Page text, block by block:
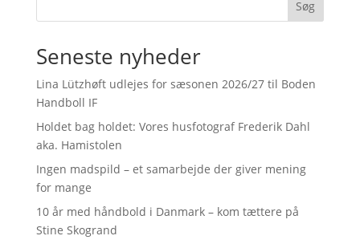
Søg
Seneste nyheder
Lina Lützhøft udlejes for sæsonen 2026/27 til Boden
Handboll IF
Holdet bag holdet: Vores husfotograf Frederik Dahl
aka. Hamistolen
Ingen madspild – et samarbejde der giver mening
for mange
10 år med håndbold i Danmark – kom tættere på
Stine Skogrand